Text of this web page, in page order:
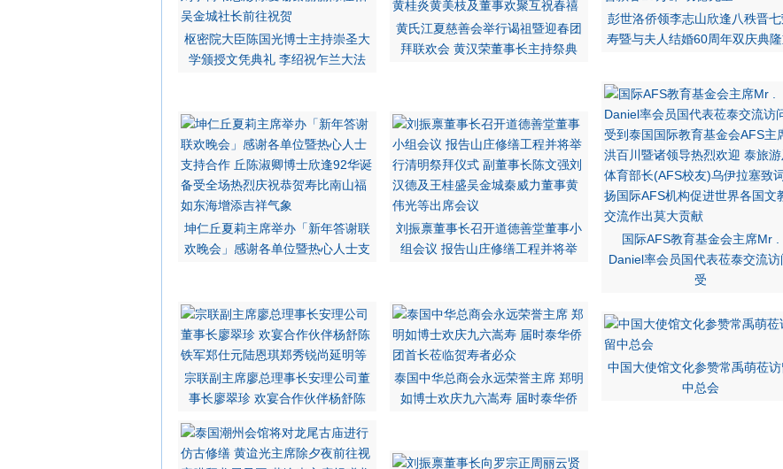
枢密院大臣陈国光博士主持崇圣大
学颁授文凭典礼 李绍祝乍兰大法
黄氏江夏慈善会举行谒祖暨迎春团
拜联欢会 黄汉荣董事长主持祭典
彭世洛侨领李志山欣逢八秩晋
寿暨与夫人结婚60周年双庆典
坤仁丘夏莉主席举办「新年答谢联
欢晚会」感谢各单位暨热心人士支
刘振禀董事长召开道德善堂董事小
组会议 报告山庄修缮工程并将举
国际AFS教育基金会主席Mr .
Daniel率会员国代表莅泰交流访
受
宗联副主席廖总理事长安理公司董
事长廖翠珍 欢宴合作伙伴杨舒陈
泰国中华总商会永远荣誉主席 郑明
如博士欢庆九六嵩寿 届时泰华侨
中国大使馆文化参赞常禹萌莅访
中总会